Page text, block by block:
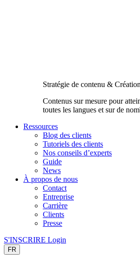
Stratégie de contenu &
Contenus sur mesure pour
toutes les langues et sur de
Ressources
Blog des clients
Tutoriels des clients
Nos conseils d’experts
Guide
News
À propos de nous
Contact
Entreprise
Carrière
Clients
Presse
S'INSCRIRE Login
FR